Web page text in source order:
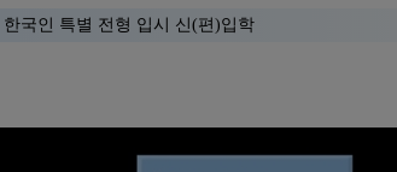
국인 특별 전형 입시 신(편)입학